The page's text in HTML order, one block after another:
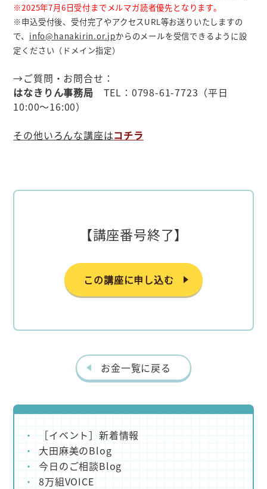
※2025年7月6日受付までメルマガ読者優先となります。
※申込受付後、受付完了やアクセスURL等お送りいたしますの
で、 info@hanakirin.or.jpからのメールを受信できるように設
定ください（ドメイン指定）
→ご質問・お問合せ：
はなきりん事務局 TEL：0798-61-7723（平日
10:00～16:00）
その他いろんな講座はコチラ
【講座番号終了】
この講座に申し込む
お金一覧に戻る
［イベント］新着情報
大田麻美のBlog
今日のご相談Blog
8万組VOICE